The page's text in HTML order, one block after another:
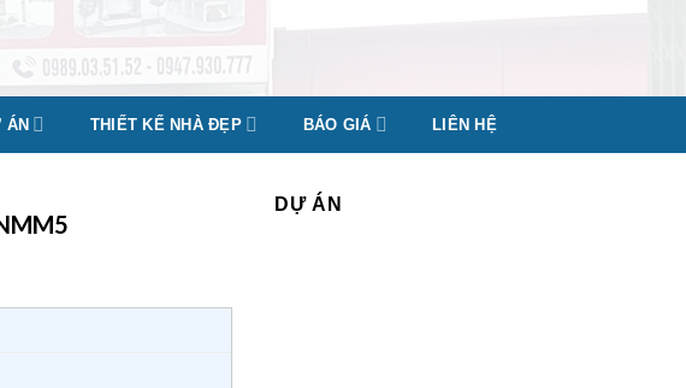
ÁN THIẾT KẾ NHÀ ĐẸP BÁO GIÁ LIÊN HỆ
DỰ ÁN